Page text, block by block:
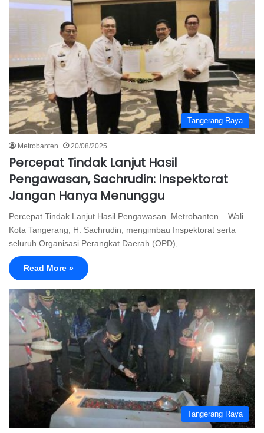
Tangerang Raya
Metrobanten 20/08/2025
Percepat Tindak Lanjut Hasil
Pengawasan, Sachrudin: Inspektorat
Jangan Hanya Menunggu
Percepat Tindak Lanjut Hasil Pengawasan. Metrobanten – Wali
Kota Tangerang, H. Sachrudin, mengimbau Inspektorat serta
seluruh Organisasi Perangkat Daerah (OPD),…
Read More »
Tangerang Raya